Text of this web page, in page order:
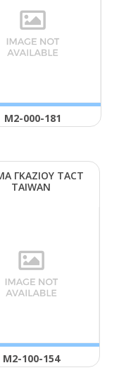
Μ2-000-181
ΓΚΑΖΙΟΥ ΤΑCΤ
ΤΑΙWΑΝ
Μ2-100-154